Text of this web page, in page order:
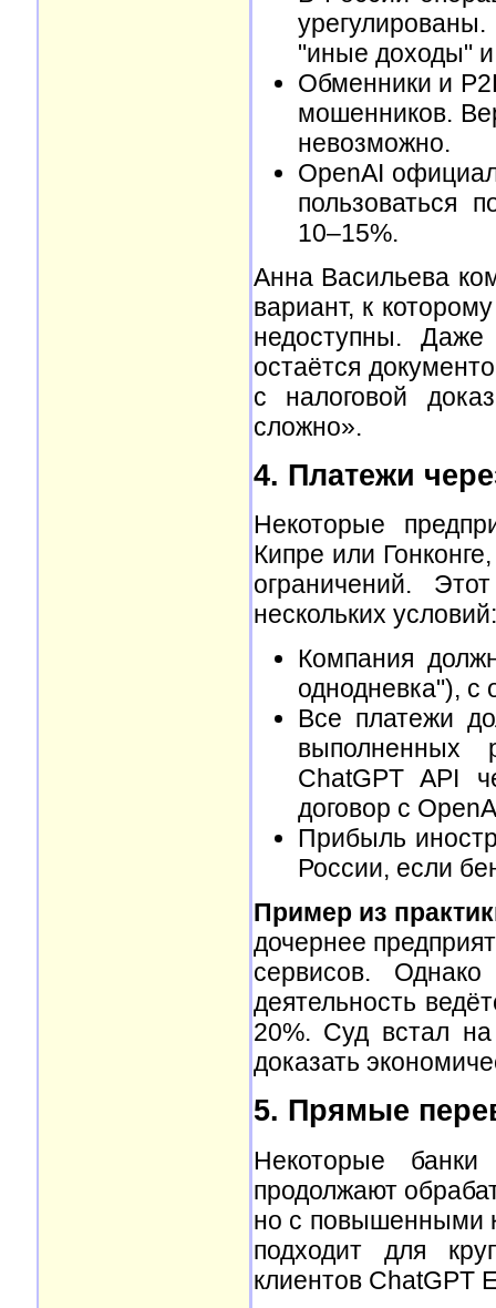
"иные доходы"
Обменники и
мошенников.
невозможно.
OpenAI
пользоваться
10–15%.
Анна Васильева
вариант, к
недоступны.
остаётся
с налоговой
сложно».
4. Платежи
Некоторые
Кипре или
ограничений.
нескольких условий:
Компания
однодневка"), с
Все платежи
выполненных
ChatGPT API
договор с
Прибыль
России, если
Пример из
дочернее
сервисов.
деятельность
20%. Суд встал
доказать
5. Прямые
Некоторые
продолжают
но с повышенными
подходит для
клиентов ChatGPT